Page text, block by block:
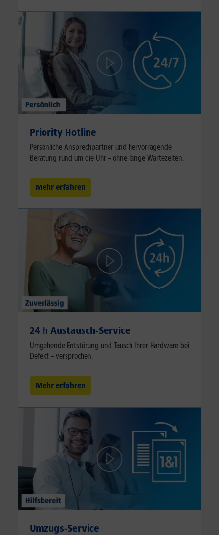
Priority Hotline
Persönliche Ansprechpartner und hervorragende
Beratung rund um die Uhr – ohne lange Wartezeiten.
Mehr erfahren
24 h Austausch-Service
Umgehende Entstörung und Tausch Ihrer Hardware bei
Defekt – versprochen.
Mehr erfahren
Umzugs-Service